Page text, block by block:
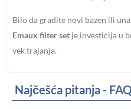
Bilo da gradite novi bazen ili
Emaux filter set je investicija u
vek trajanja.
Najčešća pitanja -